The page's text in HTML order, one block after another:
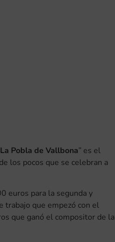
Pobla de Vallbona” es el
los pocos que se celebran a
euros para la segunda y
trabajo que empezó con el
que ganó el compositor de la